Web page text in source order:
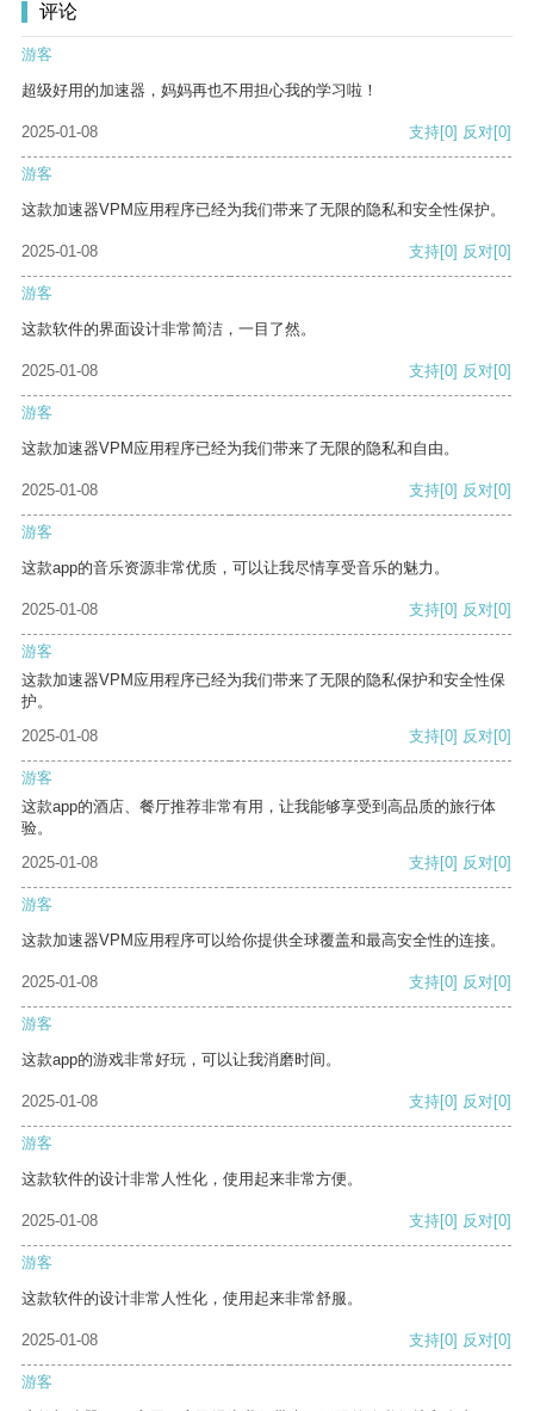
评论
游客
超级好用的加速器，妈妈再也不用担心我的学习啦！
2025-01-08 支持[0] 反对[0]
游客
这款加速器VPM应用程序已经为我们带来了无限的隐私和安全性保护。
2025-01-08 支持[0] 反对[0]
游客
这款软件的界面设计非常简洁，一目了然。
2025-01-08 支持[0] 反对[0]
游客
这款加速器VPM应用程序已经为我们带来了无限的隐私和自由。
2025-01-08 支持[0] 反对[0]
游客
这款app的音乐资源非常优质，可以让我尽情享受音乐的魅力。
2025-01-08 支持[0] 反对[0]
游客
这款加速器VPM应用程序已经为我们带来了无限的隐私保护和安全性保
护。
2025-01-08
支持[0] 反对[0]
游客
这款app的酒店、餐厅推荐非常有用，让我能够享受到高品质的旅行体
验。
2025-01-08
支持[0] 反对[0]
游客
这款加速器VPM应用程序可以给你提供全球覆盖和最高安全性的连接。
2025-01-08 支持[0] 反对[0]
游客
这款app的游戏非常好玩，可以让我消磨时间。
2025-01-08 支持[0] 反对[0]
游客
这款软件的设计非常人性化，使用起来非常方便。
2025-01-08 支持[0] 反对[0]
游客
这款软件的设计非常人性化，使用起来非常舒服。
2025-01-08 支持[0] 反对[0]
游客